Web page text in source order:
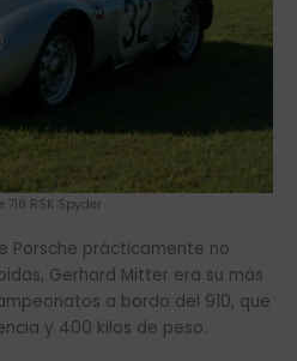
718 RSK Spyder
Porsche prácticamente no
Gerhard Mitter era su más
a bordo del 910, que
y 400 kilos de peso.